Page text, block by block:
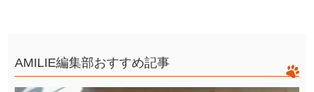
AMILIE編集部おすすめ記事